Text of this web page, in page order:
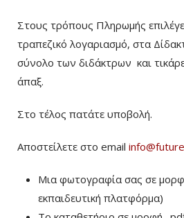
Στους τρόπους Πληρωμής
τραπεζικό λογαριασμό, στα
σύνολο των διδάκτρων και
άπαξ.
Στο τέλος πατάτε υποβολή.
Αποστείλετε στο email
Μια φωτογραφία σας σε
εκπαιδευτική πλατφόρμα)